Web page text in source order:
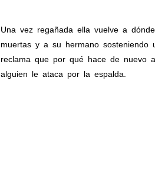
Una vez regañada ella vuelve a
muertas y a su hermano
reclama que por qué hace de nuevo
alguien le ataca por la espalda.